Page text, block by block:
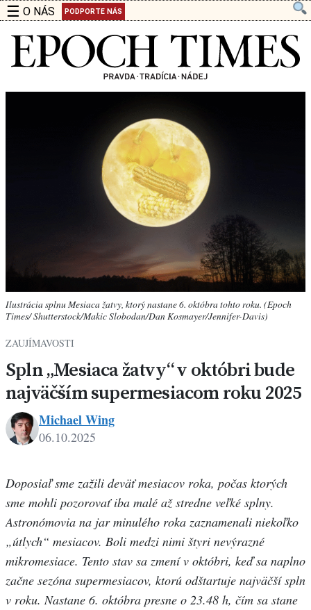
☰ O NÁS PODPORTE NÁS
Ilustrácia splnu Mesiaca žatvy, ktorý nastane 6. októbra tohto roku. (Epoch
Times/ Shutterstock/Makic Slobodan/Dan Kosmayer/Jennifer-Davis)
ZAUJÍMAVOSTI
Spln „Mesiaca žatvy“ v októbri bude
najväčším supermesiacom roku 2025
Wing
Michael Wing
06.10.2025
Doposiaľ sme zažili deväť mesiacov roka, počas ktorých
sme mohli pozorovať iba malé až stredne veľké splny.
Astronómovia na jar minulého roka zaznamenali niekoľko
„útlych“ mesiacov. Boli medzi nimi štyri nevýrazné
mikromesiace. Tento stav sa zmení v októbri, keď sa naplno
začne sezóna supermesiacov, ktorú odštartuje najväčší spln
v roku. Nastane 6. októbra presne o 23.48 h, čím sa stane